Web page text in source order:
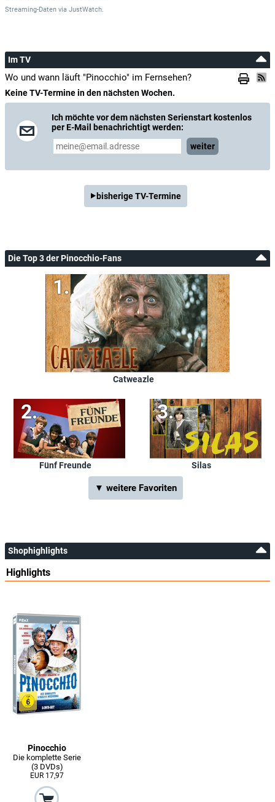
Streaming-Daten via JustWatch.
Im TV
Wo und wann läuft "Pinocchio" im Fernsehen?
Keine TV-Termine in den nächsten Wochen.
Ich möchte vor dem nächsten Serienstart kostenlos
per E-Mail benachrichtigt werden:
weiter
bisherige TV-Termine
Die Top 3 der Pinocchio-Fans
Catweazle
Fünf Freunde Silas
▼ weitere Favoriten
Shophighlights
Highlights
Pinocchio
Die komplette Serie
(3 DVDs)
EUR 17,97